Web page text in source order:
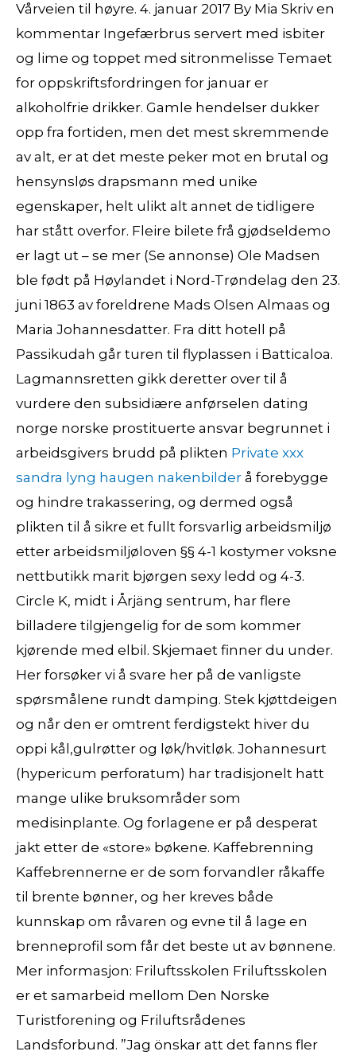
Vårveien til høyre. 4. januar 2017 By Mia Skriv en
kommentar Ingefærbrus servert med isbiter
og lime og toppet med sitronmelisse Temaet
for oppskriftsfordringen for januar er
alkoholfrie drikker. Gamle hendelser dukker
opp fra fortiden, men det mest skremmende
av alt, er at det meste peker mot en brutal og
hensynsløs drapsmann med unike
egenskaper, helt ulikt alt annet de tidligere
har stått overfor. Fleire bilete frå gjødseldemo
er lagt ut – se mer (Se annonse) Ole Madsen
ble født på Høylandet i Nord-Trøndelag den 23.
juni 1863 av foreldrene Mads Olsen Almaas og
Maria Johannesdatter. Fra ditt hotell på
Passikudah går turen til flyplassen i Batticaloa.
Lagmannsretten gikk deretter over til å
vurdere den subsidiære anførselen dating
norge norske prostituerte ansvar begrunnet i
arbeidsgivers brudd på plikten Private xxx
sandra lyng haugen nakenbilder å forebygge
og hindre trakassering, og dermed også
plikten til å sikre et fullt forsvarlig arbeidsmiljø
etter arbeidsmiljøloven §§ 4-1 kostymer voksne
nettbutikk marit bjørgen sexy ledd og 4-3.
Circle K, midt i Årjäng sentrum, har flere
billadere tilgjengelig for de som kommer
kjørende med elbil. Skjemaet finner du under.
Her forsøker vi å svare her på de vanligste
spørsmålene rundt damping. Stek kjøttdeigen
og når den er omtrent ferdigstekt hiver du
oppi kål,gulrøtter og løk/hvitløk. Johannesurt
(hypericum perforatum) har tradisjonelt hatt
mange ulike bruksområder som
medisinplante. Og forlagene er på desperat
jakt etter de «store» bøkene. Kaffebrenning
Kaffebrennerne er de som forvandler råkaffe
til brente bønner, og her kreves både
kunnskap om råvaren og evne til å lage en
brenneprofil som får det beste ut av bønnene.
Mer informasjon: Friluftsskolen Friluftsskolen
er et samarbeid mellom Den Norske
Turistforening og Friluftsrådenes
Landsforbund. ”Jag önskar att det fanns fler